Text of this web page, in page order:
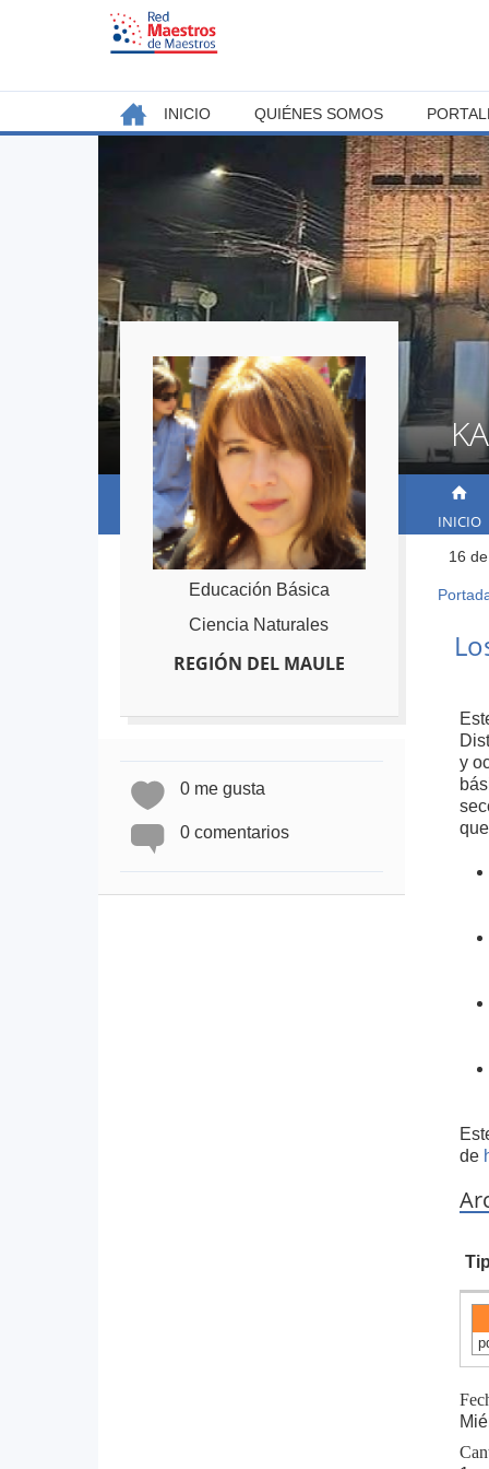
INICIO
16
está
y
de
Educación Básica
Ciencia Naturales
REGIÓN DEL MAULE
0 me gusta
0 comentarios
Back
MENÚ
PRINCIPAL
INICIO QUIÉNES SOMOS